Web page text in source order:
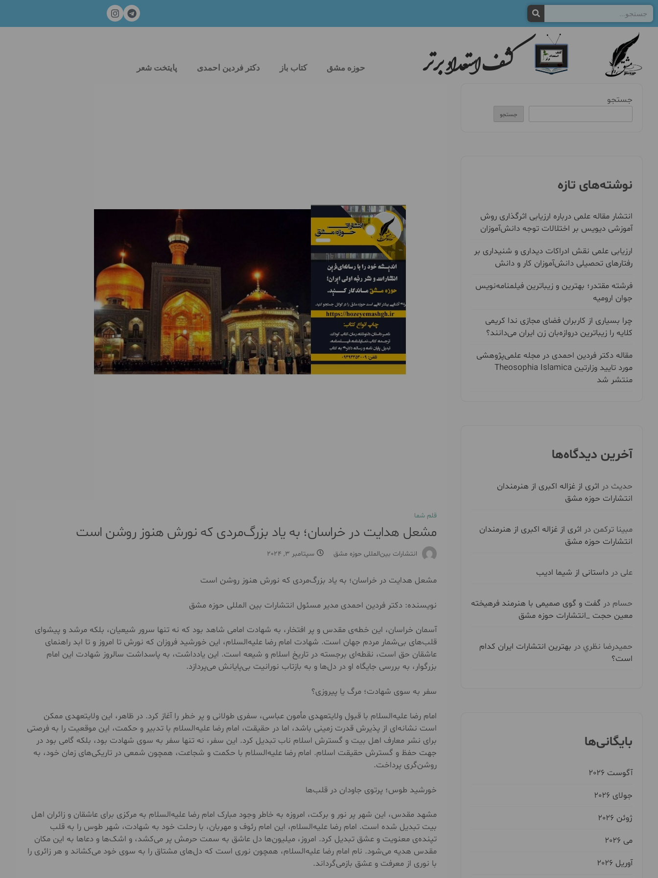
کشف استعداد برتر حوزه مشق کتاب باز دکتر فردین احمدی پایتخت شعر
قلم شما
مشعل هدایت در خراسان؛ به یاد بزرگ‌مردی که نورش هنوز روشن است
انتشارات بین‌المللی حوزه مشق سپتامبر 3, 2024
مشعل هدایت در خراسان؛ به یاد بزرگ‌مردی که نورش هنوز روشن است
نویسنده: دکتر فردین احمدی مدیر مسئول انتشارات بین المللی حوزه مشق
آسمان خراسان، این خطه‌ی مقدس و پر افتخار، به شهادت امامی شاهد بود که نه تنها سرور شیعیان، بلکه مرشد و پیشوای
قلب‌های بی‌شمار مردم جهان است. شهادت امام رضا علیه‌السلام، این خورشید فروزان که نورش تا امروز و تا ابد راهنمای
عاشقان حق است، نقطه‌ای برجسته در تاریخ اسلام و شیعه است. این یادداشت، به پاسداشت سالروز شهادت این امام
بزرگوار، به بررسی جایگاه او در دل‌ها و به بازتاب نورانیت بی‌پایانش می‌پردازد.
سفر به سوی شهادت؛ مرگ یا پیروزی؟
امام رضا علیه‌السلام با قبول ولایتعهدی مأمون عباسی، سفری طولانی و پر خطر را آغاز کرد. در ظاهر، این ولایتعهدی ممکن
است نشانه‌ای از پذیرش قدرت زمینی باشد، اما در حقیقت، امام رضا علیه‌السلام با تدبیر و حکمت، این موقعیت را به فرصتی
برای نشر معارف اهل بیت و گسترش اسلام ناب تبدیل کرد. این سفر، نه تنها سفر به سوی شهادت بود، بلکه گامی بود در
جهت حفظ و گسترش حقیقت اسلام. امام رضا علیه‌السلام با حکمت و شجاعت، همچون شمعی در تاریکی‌های زمان خود، به
روشن‌گری پرداخت.
خورشید طوس؛ پرتوی جاودان در قلب‌ها
مشهد مقدس، این شهر پر نور و برکت، امروزه به خاطر وجود مبارک امام رضا علیه‌السلام به مرکزی برای عاشقان و زائران اهل
بیت تبدیل شده است. امام رضا علیه‌السلام، این امام رئوف و مهربان، با رحلت خود به شهادت، شهر طوس را به قلب
تپنده‌ی معنویت و عشق تبدیل کرد. امروز، میلیون‌ها دل عاشق به سمت حرمش پر می‌کشد، و اشک‌ها و دعاها به این مکان
مقدس هدیه می‌شود. نام امام رضا علیه‌السلام، همچون نوری است که دل‌های مشتاق را به سوی خود می‌کشاند و هر زائری را
با نوری از معرفت و عشق بازمی‌گرداند.
جستجو
جستجو
نوشته‌های تازه
انتشار مقاله علمی درباره ارزیابی اثرگذاری روش
آموزشی دیویس بر اختلالات توجه دانش‌آموزان
ارزیابی علمی نقش ادراکات دیداری و شنیداری بر
رفتارهای تحصیلی دانش‌آموزان کار و دانش
فرشته مقتدر؛ بهترین و زیباترین فیلمنامه‌نویس
جوان ارومیه
چرا بسیاری از کاربران فضای مجازی ندا کریمی
کلایه را زیباترین دروازه‌بان زن ایران می‌دانند؟
مقاله دکتر فردین احمدی در مجله علمی‌پژوهشی
مورد تایید وزارتین Theosophia Islamica
منتشر شد
آخرین دیدگاه‌ها
حدیث در اثری از غزاله اکبری از هنرمندان
انتشارات حوزه مشق
مبینا ترکمن در اثری از غزاله اکبری از هنرمندان
انتشارات حوزه مشق
علی در داستانی از شیما ادیب
حسام در گفت و گوی صمیمی با هنرمند فرهیخته
معین حجت _انتشارات حوزه مشق
حميدرضا نظري در بهترین انتشارات ایران کدام
است؟
بایگانی‌ها
آگوست 2026
جولای 2026
ژوئن 2026
می 2026
آوریل 2026